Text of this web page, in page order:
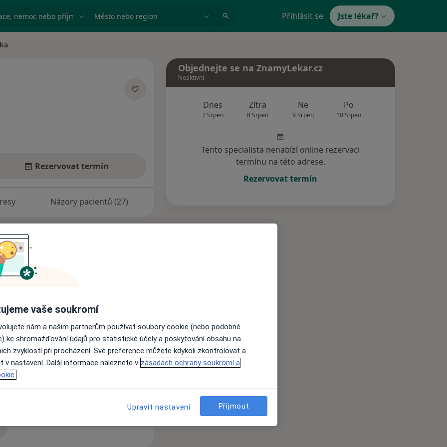
nemoc nebo příjmení Město nebo region Přihlásit se Jste lékař?
Rezervovat termín
Názory pacientů (27)
poskytujeme špičkovou péči,
a profesionalitu našeho personálu.
prevenci a léčbu onemocnění
s nejnovější endoskopickou
ambulanci provádíme
přes nos), koloskopie (včetně
endoskopickou léčbu obezity,
a hepatologické konzultace, krevní
se k nám na konzultaci či potřebný
traktu
Objednejte se na ZnamyLekar.cz
Neaktivní
Dnes
7 Srpen
Zítra
8 Srpen
Ne
9 Srpen
Po
10 Srpen
Tento specialista nenabízí online rezervaci
termínu na této adrese.
Rezervovat termín
vaše soukromí
nám a našim partnerům používat soubory cookie (nebo podobné
ke shromažďování údajů pro statistické účely a poskytování obsahu na
zvyklostí při procházení. Své preference můžete kdykoli zkontrolovat a
v nastavení. Další informace naleznete v zásadách ochrany soukromí a
Upravit nastavení Přijmout